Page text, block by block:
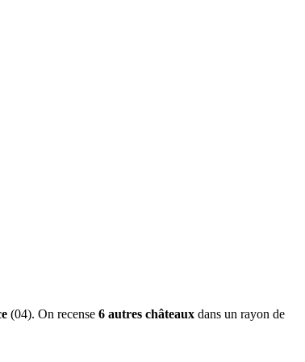
(04). On recense 6 autres châteaux dans un rayon de